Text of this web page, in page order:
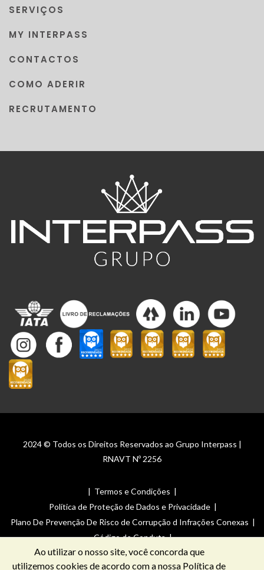
SERVIÇOS
MY INTERPASS
CONTACTOS
COMO ADERIR
RECRUTAMENTO
2024 © Todos os Direitos Reservados ao Grupo Interpass |
RNAVT Nº 2256
| Termos e Condições |
Política de Proteção de Dados e Privacidade |
Plano De Prevenção De Risco de Corrupção d Infrações Conexas |
Código de Conduta|
Canal de Denúncias _ Plano De Prevenção De Risco de Corrupção
de Infrações Conexas
Ao utilizar o nosso site, você concorda que
utilizemos cookies de acordo com a nossa Política de